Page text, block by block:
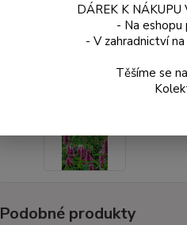
Podobné produkty
DÁREK K NÁKUPU
- Na eshopu
- V zahradnictví
Těšíme se